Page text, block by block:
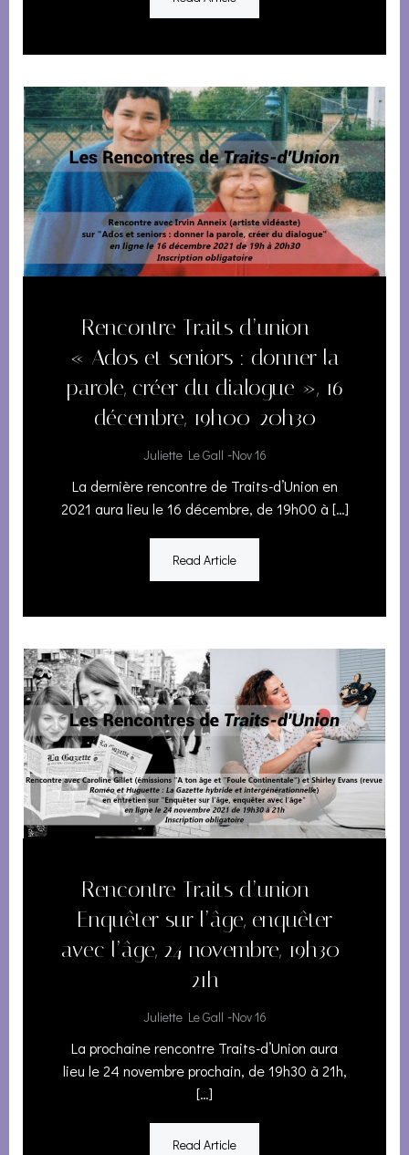
Rencontre Traits d’union –
« Ados et seniors : donner la
parole, créer du dialogue », 16
décembre, 19h00-20h30
Juliette Le Gall -Nov 16
La dernière rencontre de Traits-d’Union en
2021 aura lieu le 16 décembre, de 19h00 à […]
Read Article
Rencontre Traits d’union –
Enquêter sur l’âge, enquêter
avec l’âge, 24 novembre, 19h30-
21h
Juliette Le Gall -Nov 16
La prochaine rencontre Traits-d’Union aura
lieu le 24 novembre prochain, de 19h30 à 21h,
[…]
Read Article